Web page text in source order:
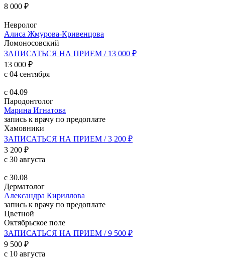
8 000 ₽
Невролог
Алиса Жмурова-Кривенцова
Ломоносовский
ЗАПИСАТЬСЯ НА ПРИЕМ / 13 000 ₽
13 000 ₽
с 04 сентября
с 04.09
Пародонтолог
Марина Игнатова
запись к врачу по предоплате
Хамовники
ЗАПИСАТЬСЯ НА ПРИЕМ / 3 200 ₽
3 200 ₽
с 30 августа
с 30.08
Дерматолог
Александра Кириллова
запись к врачу по предоплате
Цветной
Октябрьское поле
ЗАПИСАТЬСЯ НА ПРИЕМ / 9 500 ₽
9 500 ₽
с 10 августа